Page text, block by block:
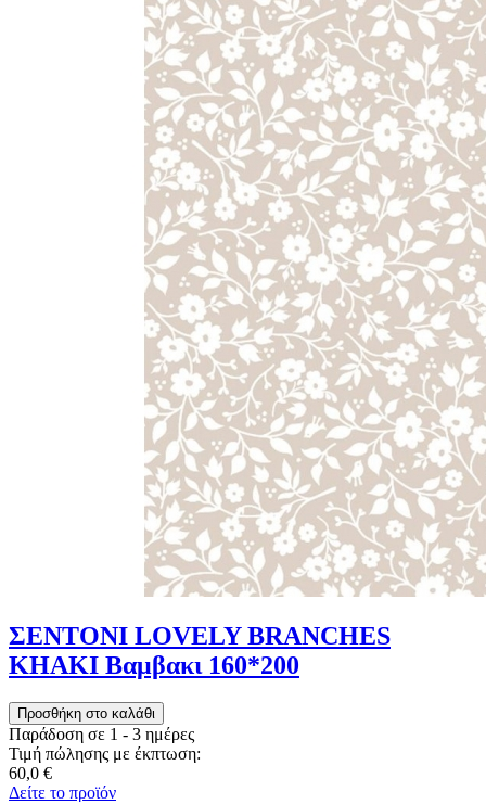
ΣΕΝΤΟΝΙ LOVELY BRANCHES
KHAKI Βαμβακι 160*200
Παράδοση σε 1 - 3 ημέρες
Τιμή πώλησης με έκπτωση:
60,0 €
Δείτε το προϊόν